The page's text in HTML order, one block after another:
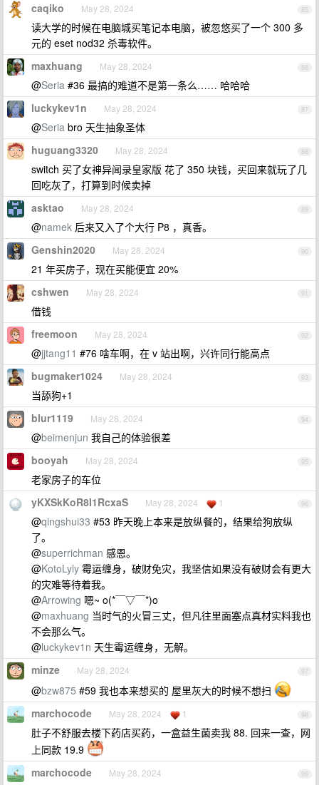
85
caqiko May 28, 2024
读大学的时候在电脑城买笔记本电脑，被忽悠买了一个 300 多
元的 eset nod32 杀毒软件。
86
maxhuang May 28, 2024
@Seria #36 最搞的难道不是第一条么…… 哈哈哈
87
luckykev1n May 28, 2024
@Seria bro 天生抽象圣体
88
huguang3320 May 28, 2024
switch 买了女神异闻录皇家版 花了 350 块钱，买回来就玩了几
回吃灰了，打算到时候卖掉
89
asktao May 28, 2024
@namek 后来又入了个大行 P8 ，真香。
90
Genshin2020 May 28, 2024
21 年买房子，现在买能便宜 20%
91
cshwen May 28, 2024
借钱
92
freemoon May 28, 2024
@jjtang11 #76 啥车啊，在 v 站出啊，兴许同行能高点
93
bugmaker1024 May 28, 2024
当舔狗+1
94
blur1119 May 28, 2024
@beimenjun 我自己的体验很差
95
booyah May 28, 2024
老家房子的车位
96
yKXSkKoR8I1RcxaS May 28, 2024 1
@qingshui33 #53 昨天晚上本来是放纵餐的，结果给狗放纵
了。
@superrichman 感恩。
@KotoLyly 霉运缠身，破财免灾，我坚信如果没有破财会有更大
的灾难等待着我。
@Arrowing 嗯~ o(*￣▽￣*)o
@maxhuang 当时气的火冒三丈，但凡往里面塞点真材实料我也
不会那么气。
@luckykev1n 天生霉运缠身，无解。
97
minze May 28, 2024
@bzw875 #59 我也本来想买的 屋里灰大的时候不想扫
98
marchocode May 28, 2024 1
肚子不舒服去楼下药店买药，一盒益生菌卖我 88. 回来一查，网
上同款 19.9
99
marchocode May 28, 2024